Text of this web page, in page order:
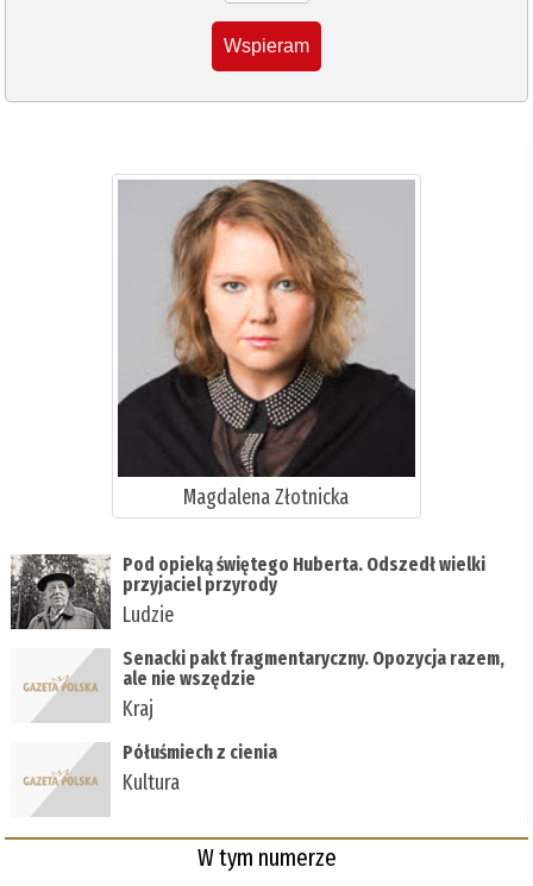
Wspieram
Magdalena Złotnicka
Pod opieką świętego Huberta. Odszedł wielki
przyjaciel przyrody
Ludzie
Senacki pakt fragmentaryczny. Opozycja razem,
ale nie wszędzie
Kraj
Półuśmiech z cienia
Kultura
W tym numerze